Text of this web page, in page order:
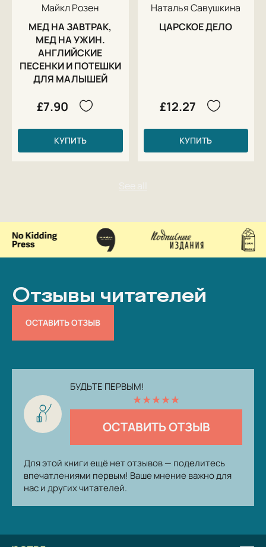
Майкл Розен
МЕД НА ЗАВТРАК,
МЕД НА УЖИН.
АНГЛИЙСКИЕ
ПЕСЕНКИ И ПОТЕШКИ
ДЛЯ МАЛЫШЕЙ
£7.90
КУПИТЬ
Наталья Савушкина
ЦАРСКОЕ ДЕЛО
£12.27
КУПИТЬ
Отзывы читателей
ОСТАВИТЬ ОТЗЫВ
БУДЬТЕ ПЕРВЫМ!
★★★★★
ОСТАВИТЬ ОТЗЫВ
Для этой книги ещё нет отзывов — поделитесь
впечатлениями первым! Ваше мнение важно для
нас и других читателей.